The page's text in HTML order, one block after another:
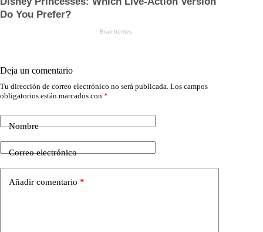
Deja un comentario
Tu dirección de correo electrónico no será publicada. Los campos
obligatorios están marcados con *
Nombre
Correo electrónico
Añadir comentario *